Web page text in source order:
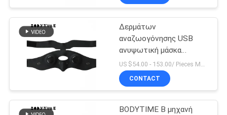
Ιματισμός
ικανότητας
γυναικών
Δερμάτων
αναζωογόνησης USB
ανυψωτική μάσκα
προσώπου τύπων
ηλεκτρική πολυσύνθετη
CONTACT
BODYTIME Β μηχανή